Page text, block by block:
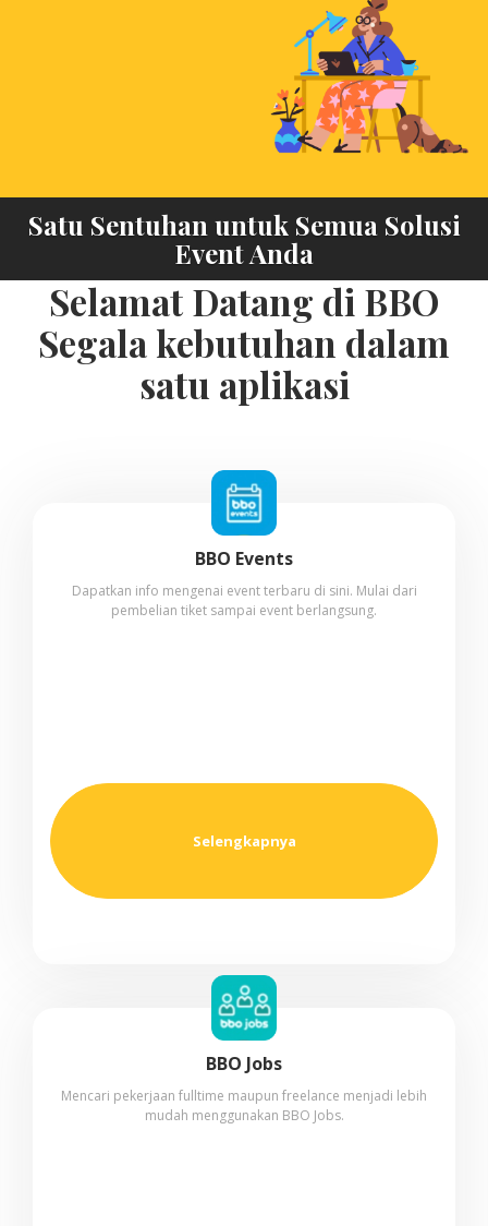
keyboard_arrow_down
Satu Sentuhan untuk Semua Solusi
Event Anda
Selamat Datang di BBO
Segala kebutuhan dalam
satu aplikasi
BBO Events
Dapatkan info mengenai event terbaru di sini. Mulai dari
pembelian tiket sampai event berlangsung.
Selengkapnya
BBO Jobs
Mencari pekerjaan fulltime maupun freelance menjadi lebih
mudah menggunakan BBO Jobs.